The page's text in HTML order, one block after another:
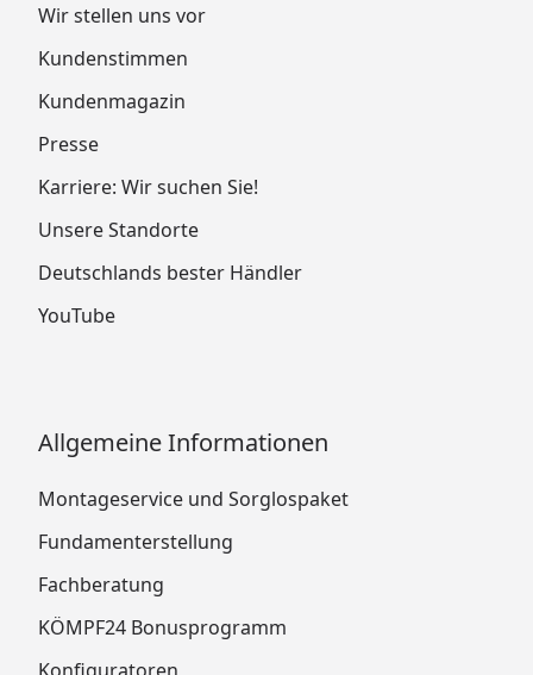
Wir stellen uns vor
Kundenstimmen
Kundenmagazin
Presse
Karriere: Wir suchen Sie!
Unsere Standorte
Deutschlands bester Händler
YouTube
Allgemeine Informationen
Montageservice und Sorglospaket
Fundamenterstellung
Fachberatung
KÖMPF24 Bonusprogramm